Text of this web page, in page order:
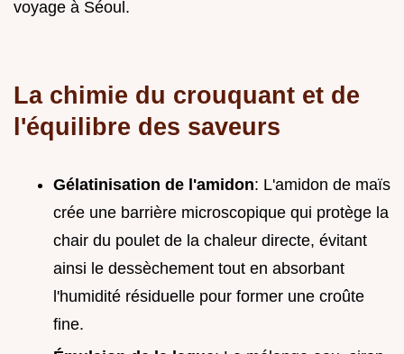
voyage à Séoul.
La chimie du crouquant et de
l'équilibre des saveurs
Gélatinisation de l'amidon: L'amidon de maïs
crée une barrière microscopique qui protège la
chair du poulet de la chaleur directe, évitant
ainsi le dessèchement tout en absorbant
l'humidité résiduelle pour former une croûte
fine.